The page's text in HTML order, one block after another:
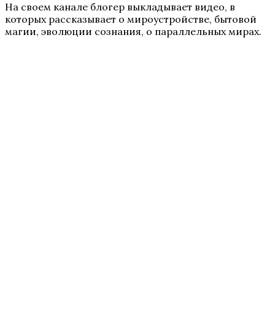
На своем канале блогер выкладывает видео, в
которых рассказывает о мироустройстве, бытовой
магии, эволюции сознания, о параллельных мирах.